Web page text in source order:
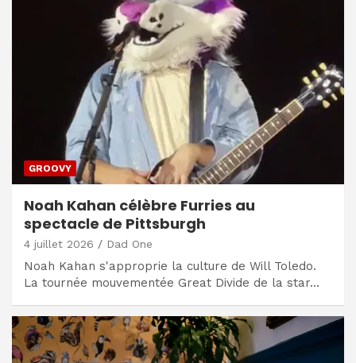
GROOVY
Noah Kahan célèbre Furries au
spectacle de Pittsburgh
4 juillet 2026 Dad One
Noah Kahan s'approprie la culture de Will Toledo.
La tournée mouvementée Great Divide de la star…